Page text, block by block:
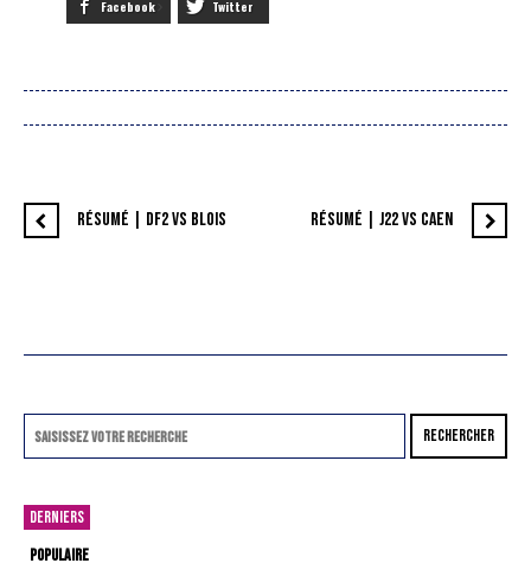
Facebook Twitter
RÉSUMÉ | J22 VS CAEN
RÉSUMÉ | DF2 VS BLOIS
RECHERCHER
DERNIERS
POPULAIRE